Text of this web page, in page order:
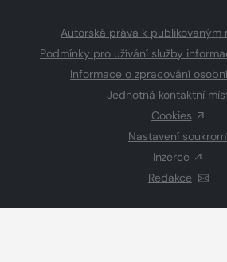
Autorská práva k publikovaným
Podmínky pro užívání služby
Informace o zpracování
Jednotná kontaktní
Cookies
Nastavení
Inzerce
Redakce